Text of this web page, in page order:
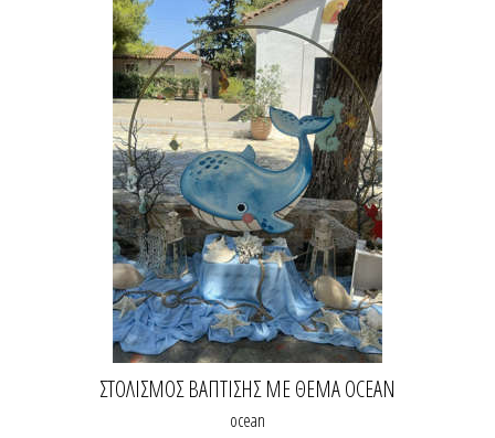
ΣΤΟΛΙΣΜΌΣ ΒΆΠΤΙΣΗΣ ΜΕ ΘΈΜΑ OCEAN
ocean